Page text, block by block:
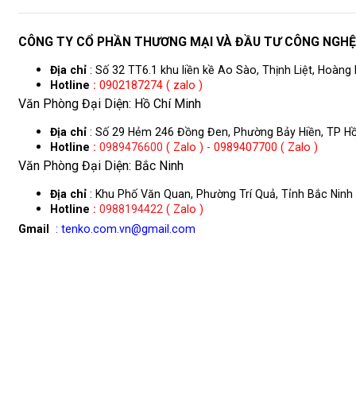
CÔNG TY CỔ PHẦN THƯƠNG MẠI VÀ ĐẦU TƯ CÔNG
Địa chỉ : Số 32 TT6.1 khu liền kề Ao Sào, Thịnh Liệt, Hoàng
Hotline : 0902187274 ( zalo )
Văn Phòng Đại Diện: Hồ Chí Minh
Địa chỉ : Số 29 Hẻm 246 Đồng Đen, Phường Bảy Hiền, TP
Hotline : 0989476600 ( Zalo ) - 0989407700 ( Zalo )
Văn Phòng Đại Diện: Bắc Ninh
Địa chỉ : Khu Phố Văn Quan, Phường Trí Quả, Tỉnh Bắc Ninh
Hotline : 0988194422 ( Zalo )
Gmail : tenko.com.vn@gmail.com